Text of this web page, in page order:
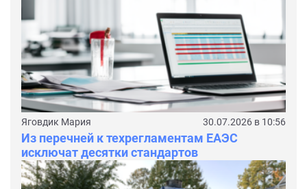
Яговдик Мария 30.07.2026 в 10:56
Из перечней к техрегламентам ЕАЭС
исключат десятки стандартов